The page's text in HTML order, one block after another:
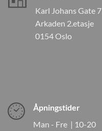
Karl Johans Gate 7
Arkaden 2.etasje
0154 Oslo
Åpningstider
Man - Fre | 10-20